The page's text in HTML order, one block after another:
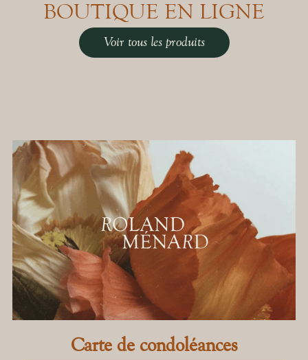
BOUTIQUE EN LIGNE
Voir tous les produits
Carte de condoléances